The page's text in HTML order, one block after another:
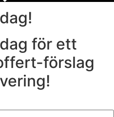
för ett
förslag